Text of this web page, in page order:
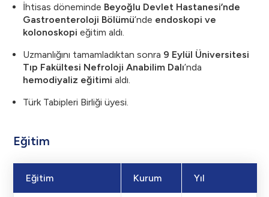
İhtisas döneminde Beyoğlu Devlet Hastanesi’nde
Gastroenteroloji Bölümü’nde endoskopi ve
kolonoskopi eğitim aldı.
Uzmanlığını tamamladıktan sonra 9 Eylül Üniversitesi
Tıp Fakültesi Nefroloji Anabilim Dalı’nda
hemodiyaliz eğitimi aldı.
Türk Tabipleri Birliği üyesi.
Eğitim
Eğitim Kurum Yıl